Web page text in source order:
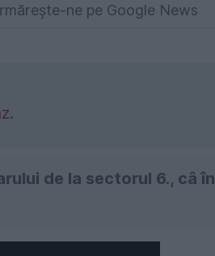
ne pe Google News
de la sectorul 6., câ în